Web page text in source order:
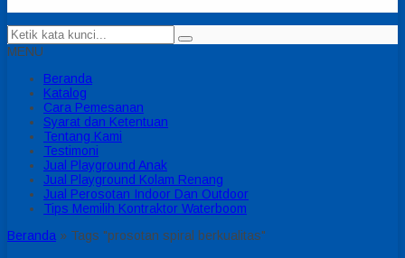
MENU
Beranda
Katalog
Cara Pemesanan
Syarat dan Ketentuan
Tentang Kami
Testimoni
Jual Playground Anak
Jual Playground Kolam Renang
Jual Perosotan Indoor Dan Outdoor
Tips Memilih Kontraktor Waterboom
Beranda » Tags "prosotan spiral berkualitas"